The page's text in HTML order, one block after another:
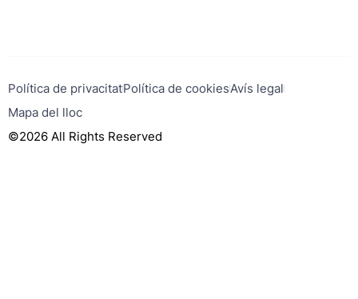
Política de privacitatPolítica de cookiesAvís legal
Mapa del lloc
©2026 All Rights Reserved